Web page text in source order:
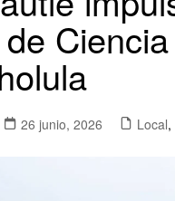
26 junio, 2026 Local,